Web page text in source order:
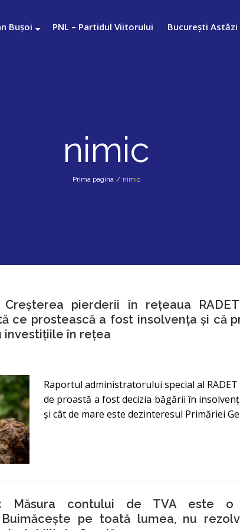
Bușoi PNL – Partidul Viitorului București Astăzi
nimic
Prima pagina / nimic
Creșterea pierderii în rețeaua
ce prostească a fost insolvența și că
investițiile în rețea
Raportul administratorului special al
de proastă a fost decizia băgării în
și cât de mare este dezinteresul Primăriei
Măsura contului de TVA este o
Buimăceşte pe toată lumea, nu